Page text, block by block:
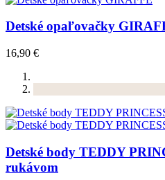
Detské opaľovačky
16,90 €
Detské body TEDDY
rukávom